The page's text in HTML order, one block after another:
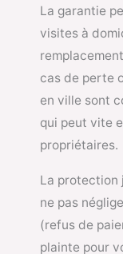
La garantie
visites à
cas de perte
en ville sont
qui peut vite
propriétaires.
La protection
ne pas
(refus de
plainte pour